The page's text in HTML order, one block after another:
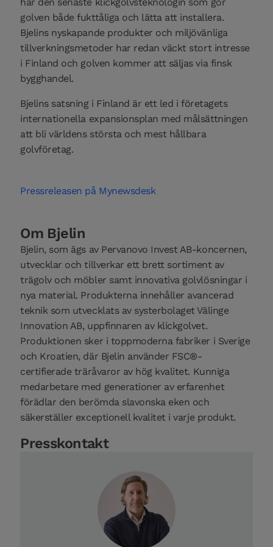
golven både fukttåliga och lätta att installera.
Bjelins nyskapande produkter och miljövänliga
tillverkningsmetoder har redan väckt stort intresse
i Finland och golven kommer att säljas via finsk
bygghandel.
Bjelins satsning i Finland är ett led i företagets
internationella expansionsplan med målsättningen
att bli världens största och mest hållbara
golvföretag.
Pressreleasen på Mynewsdesk
Om Bjelin
Bjelin, som ägs av Pervanovo Invest AB-koncernen,
utvecklar och tillverkar ett brett sortiment av
trägolv och möbler samt innovativa golvlösningar i
nya material. Produkterna innehåller avancerad
teknik som utvecklats av systerbolaget Välinge
Innovation AB, uppfinnaren av klickgolvet.
Produktionen sker i toppmoderna fabriker i Sverige
och Kroatien, där Bjelin använder FSC®-
certifierade träråvaror av hög kvalitet. Kunniga
medarbetare med generationer av erfarenhet
förädlar den berömda slavonska eken och
säkerställer exceptionell kvalitet i varje produkt.
Presskontakt